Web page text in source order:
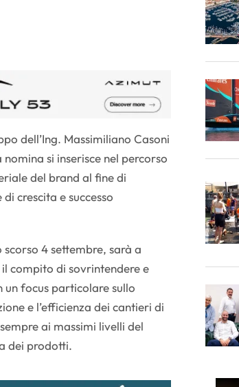
dell’Ing. Massimiliano Casoni
si inserisce nel percorso
del brand al fine di
crescita e successo
4 settembre, sarà a
compito di sovrintendere e
un focus particolare sullo
e l’efficienza dei cantieri di
ai massimi livelli del
dei prodotti.